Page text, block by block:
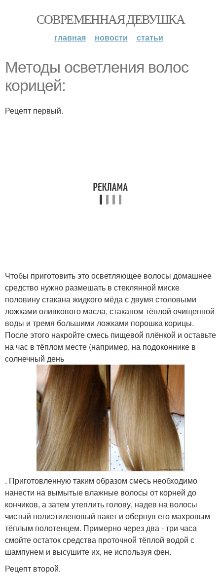
СОВРЕМЕННАЯ ДЕВУШКА
главная новости статьи
Методы осветления волос
корицей:
Рецепт первый.
Чтобы приготовить это осветляющее волосы домашнее
средство нужно размешать в стеклянной миске
половину стакана жидкого мёда с двумя столовыми
ложками оливкового масла, стаканом тёплой очищенной
воды и тремя большими ложками порошка корицы.
После этого накройте смесь пищевой плёнкой и оставьте
на час в тёплом месте (например, на подоконнике в
солнечный день
. Приготовленную таким образом смесь необходимо
нанести на вымытые влажные волосы от корней до
кончиков, а затем утеплить голову, надев на волосы
чистый полиэтиленовый пакет и обернув его махровым
тёплым полотенцем. Примерно через два - три часа
смойте остаток средства проточной тёплой водой с
шампунем и высушите их, не используя фен.
Рецепт второй.